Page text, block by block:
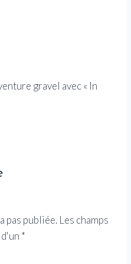
gravel avec « In
pas publiée. Les champs
*